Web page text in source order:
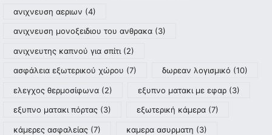
ανιχνευση αεριων (4)
ανιχνευση μονοξειδιου του ανθρακα (3)
ανιχνευτης καπνού για σπίτι (2)
ασφάλεια εξωτερικού χώρου (7) δωρεαν λογισμικό (10)
ελεγχος θερμοσίφωνα (2) εξυπνο ματακι με εφαρ (3)
εξυπνο ματακι πόρτας (3) εξωτερική κάμερα (7)
κάμερες ασφαλείας (7) καμερα ασυρματη (3)